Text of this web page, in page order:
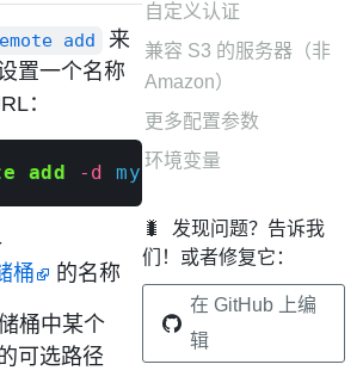
add
来
置一个名称
：
add -d myremote s3://
桶
的名称
桶中某个
的可选路径
自定义认证
兼容 S3 的服务器（非
Amazon）
更多配置参数
环境变量
🐛
发现问题？告诉我
们！或者修复它：
在 GitHub 上编
辑